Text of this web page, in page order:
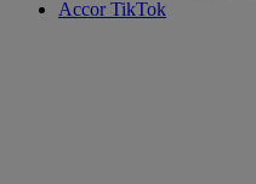
Accor TikTok